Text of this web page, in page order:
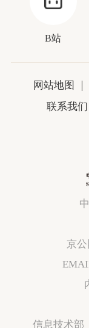
B站
网站地图
联系我们
京
信息技术部